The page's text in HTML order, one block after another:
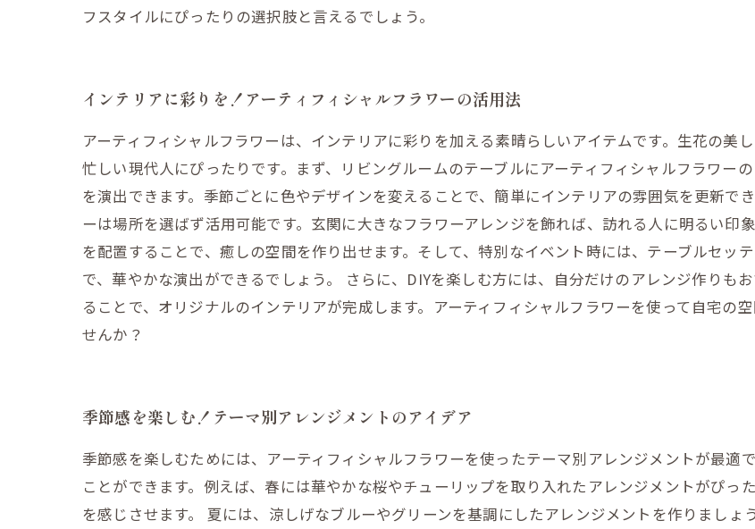
フスタイルにぴったりの選択肢と言えるでしょう。
インテリアに彩りを！アーティフィシャルフラワーの活用法
アーティフィシャルフラワーは、インテリアに彩りを加える素晴らしいアイテムです。生花の美
忙しい現代人にぴったりです。まず、リビングルームのテーブルにアーティフィシャルフラワー
を演出できます。季節ごとに色やデザインを変えることで、簡単にインテリアの雰囲気を更新で
ーは場所を選ばず活用可能です。玄関に大きなフラワーアレンジを飾れば、訪れる人に明るい印
を配置することで、癒しの空間を作り出せます。そして、特別なイベント時には、テーブルセッ
で、華やかな演出ができるでしょう。 さらに、DIYを楽しむ方には、自分だけのアレンジ作りも
ることで、オリジナルのインテリアが完成します。アーティフィシャルフラワーを使って自宅の
せんか？
季節感を楽しむ！テーマ別アレンジメントのアイデア
季節感を楽しむためには、アーティフィシャルフラワーを使ったテーマ別アレンジメントが最適
ことができます。例えば、春には華やかな桜やチューリップを取り入れたアレンジメントがぴっ
を感じさせます。 夏には、涼しげなブルーやグリーンを基調にしたアレンジメントを作りまし